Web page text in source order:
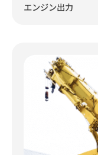
エンジン出力